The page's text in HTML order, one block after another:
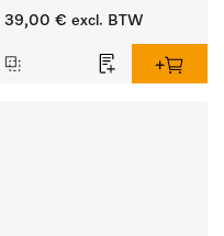
lengte 80 mm.
39,00 € excl. BTW